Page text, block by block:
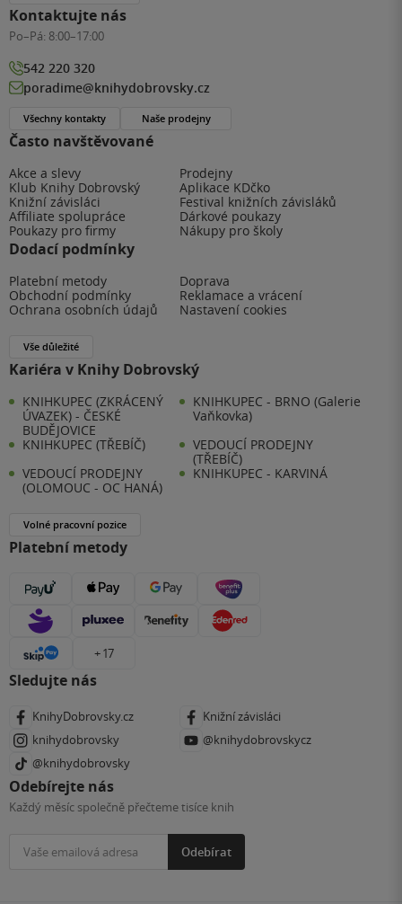
Často navštěvované
Akce a slevy
Prodejny
Klub Knihy Dobrovský
Aplikace KDčko
Knižní závisláci
Festival knižních závisláků
Affiliate spolupráce
Dárkové poukazy
Poukazy pro firmy
Nákupy pro školy
Dodací podmínky
Platební metody
Doprava
Obchodní podmínky
Reklamace a vrácení
Ochrana osobních údajů
Nastavení cookies
Vše důležité
Kariéra v Knihy Dobrovský
KNIHKUPEC (ZKRÁCENÝ
ÚVAZEK) - ČESKÉ
BUDĚJOVICE
KNIHKUPEC - BRNO (Galerie
Vaňkovka)
KNIHKUPEC (TŘEBÍČ)
VEDOUCÍ PRODEJNY
(TŘEBÍČ)
VEDOUCÍ PRODEJNY
(OLOMOUC - OC HANÁ)
KNIHKUPEC - KARVINÁ
Volné pracovní pozice
Platební metody
+ 17
Sledujte nás
KnihyDobrovsky.cz
Knižní závisláci
knihydobrovsky
@knihydobrovskycz
@knihydobrovsky
Odebírejte nás
Každý měsíc společně přečteme tisíce knih
Odebírat
Kontaktujte nás
Po–Pá: 8:00–17:00
542 220 320
poradime@knihydobrovsky.cz
Všechny kontakty Naše prodejny